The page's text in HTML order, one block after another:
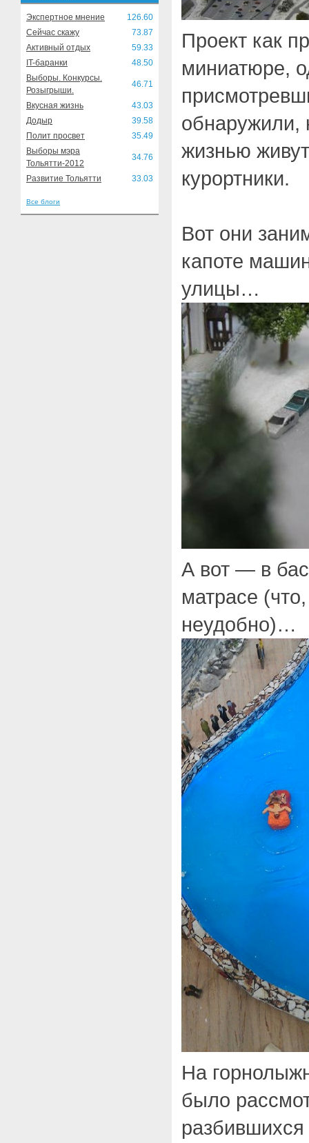
Экспертное мнение
126.60
Сейчас скажу
73.87
Активный отдых
59.33
IT-баранки
48.50
Выборы. Конкурсы.
Розыгрыши.
46.71
Вкусная жизнь
43.03
Додыр
39.58
Полит просвет
35.49
Выборы мэра
Тольятти-2012
34.76
Развитие Тольятти 33.03
Все блоги
Проект как
миниатюре,
обнаружили,
жизнью
курортники.
Вот они
капоте
улицы…
А вот — в
матрасе
неудобно)…
На
было